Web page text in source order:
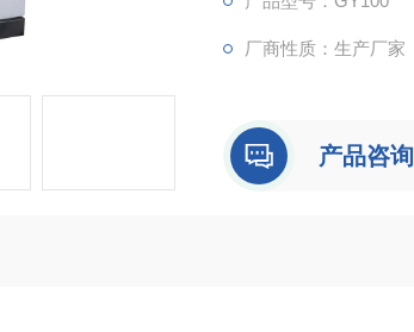
厂商性质：生产厂家
产品咨询